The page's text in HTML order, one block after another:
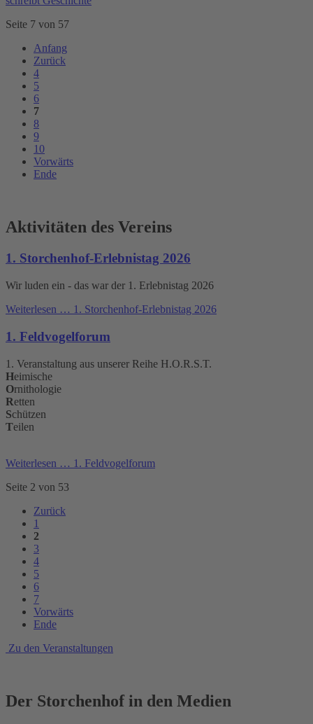
Seite 7 von 57
Anfang
Zurück
4
5
6
7
8
9
10
Vorwärts
Ende
Aktivitäten des Vereins
1. Storchenhof-Erlebnistag 2026
Wir luden ein - das war der 1. Erlebnistag 2026
Weiterlesen … 1. Storchenhof-Erlebnistag 2026
1. Feldvogelforum
1. Veranstaltung aus unserer Reihe H.O.R.S.T.
Heimische
Ornithologie
Retten
Schützen
Teilen
Weiterlesen … 1. Feldvogelforum
Seite 2 von 53
Zurück
1
2
3
4
5
6
7
Vorwärts
Ende
Zu den Veranstaltungen
Der Storchenhof in den Medien